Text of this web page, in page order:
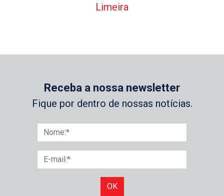
Limeira
Receba a nossa newsletter
Fique por dentro de nossas notícias.
OK